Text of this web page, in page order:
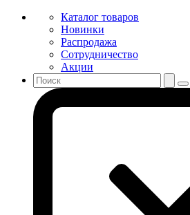
Каталог товаров
Новинки
Распродажа
Сотрудничество
Акции